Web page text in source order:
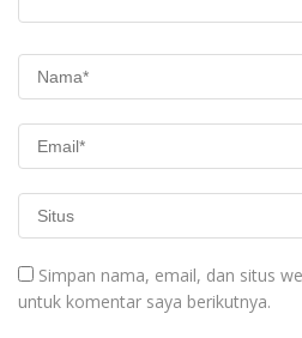
Simpan nama, email, dan situs
untuk komentar saya berikutnya.